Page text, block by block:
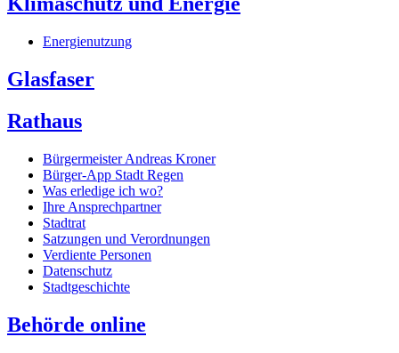
Energienutzung
Glasfaser
Rathaus
Bürgermeister Andreas Kroner
Bürger-App Stadt Regen
Was erledige ich wo?
Ihre Ansprechpartner
Stadtrat
Satzungen und Verordnungen
Verdiente Personen
Datenschutz
Stadtgeschichte
Behörde online